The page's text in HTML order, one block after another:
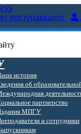
поступающего
история
об
партнерство
МПГУ
и сотрудники